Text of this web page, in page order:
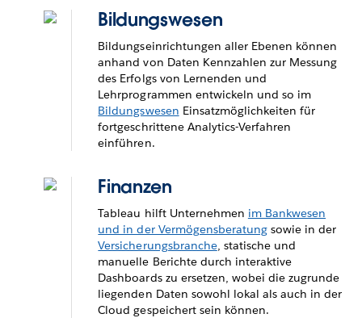
Bildungswesen
Bildungseinrichtungen aller Ebenen können
anhand von Daten Kennzahlen zur Messung
des Erfolgs von Lernenden und
Lehrprogrammen entwickeln und so im
Bildungswesen Einsatzmöglichkeiten für
fortgeschrittene Analytics-Verfahren
einführen.
Finanzen
Tableau hilft Unternehmen im Bankwesen
und in der Vermögensberatungsowie in der
Versicherungsbranche, statische und
manuelle Berichte durch interaktive
Dashboards zu ersetzen, wobei die zugrunde
liegenden Daten sowohl lokal als auch in der
Cloud gespeichert sein können.